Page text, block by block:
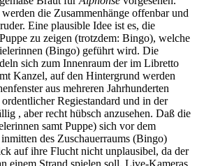
die Zusammenhänge offenbar und
Eine plausible Idee ist es, die
zu zeigen (trotzdem: Bingo), welche
(Bingo) geführt wird. Die
sich zum Innenraum der im Libretto
Kanzel, auf den Hintergrund werden
aus mehreren Jahrhunderten
Regiestandard und in der
, aber recht hübsch anzusehen. Daß die
samt Puppe) sich vor dem
des Zuschauerraums (Bingo)
auf ihre Flucht nicht unplausibel, da der
einem Strand spielen soll. Live-Kameras